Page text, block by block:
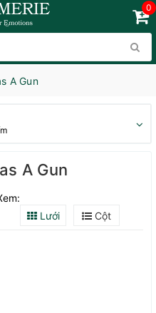
0
A Gun
A Gun
Lưới
Cột